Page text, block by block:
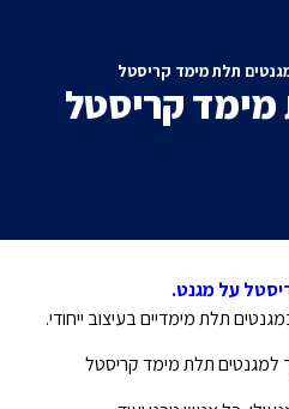
תלת מימד קריסטל
מימד קריסטל
על מגנט.
תלת מימדיים בעיצוב ייחודי.
תלת מימד קריסטל